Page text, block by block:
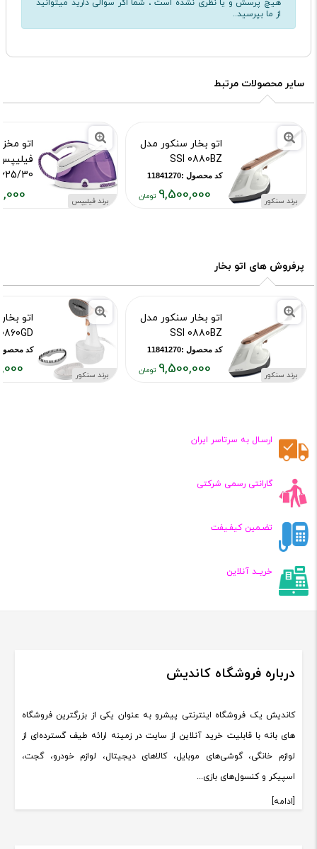
هیچ پرسش و یا نظری نشده است ، شما اگر سوالی دارید میتوانید
از ما بپرسید..
سایر محصولات مرتبط
برند سنکور
اتو بخار سنکور مدل
SSI 0880BZ
کد محصول :11841270
9,500,000 برند فیلیپس
اتو
30
کد محصول
پرفروش های اتو بخار
برند سنکور
اتو بخار سنکور مدل
SSI 0880BZ
کد محصول :11841270
9,500,000 برند سنکور
اتو
کد محصول
ارسـال به سرتاسر ایران
گارانتی رسمی شرکتی
تضـمین کیفـیفت
خریــد آنلاین
درباره فروشگاه کاندیش
کاندیش یک فروشگاه اینترنتی پیشرو به عنوان یکی از بزرگترین فروشگاه
های بانه با قابلیت خرید آنلاین از سایت در زمینه ارائه طیف گسترده‌ای از
لوازم خانگی، گوشی‌های موبایل، کالاهای دیجیتال، لوازم خودرو، گجت،
اسپیکر و کنسول‌های بازی...
[ادامه]